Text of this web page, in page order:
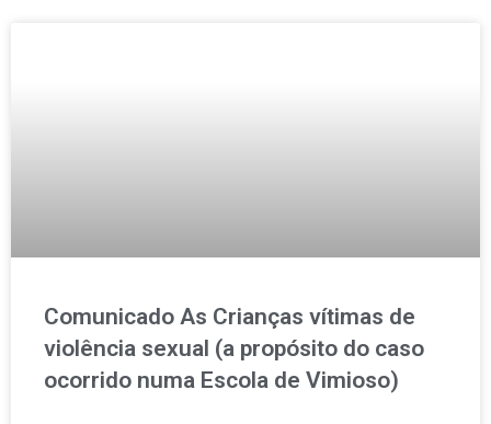
Comunicado As Crianças vítimas de
violência sexual (a propósito do caso
ocorrido numa Escola de Vimioso)